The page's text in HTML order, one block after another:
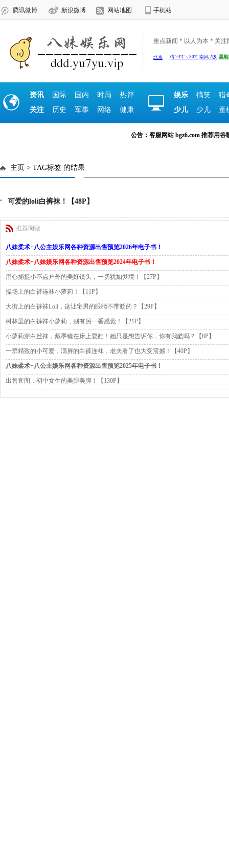
腾讯微博 新浪微博 网站地图 手机站
重点新闻 * 以人为本 * 关注
资讯 国际 国内 时局
热评
关注
历史 军事 网络 健康
娱乐 搞笑
猎
少儿
少儿 童
公告：客服网站 bgz6.com 推荐用谷
主页 > TAG标签 的结果
可爱的loli白裤袜！【48P】
推荐阅读
八妹柔术+八公主娱乐网各种资源出售预览2026年电子书！
八妹柔术+八妹娱乐网各种资源出售预览2024年电子书！
用心捕捉小不点户外的美好镜头，一切犹如梦境！【27P】
操场上的白裤连袜小萝莉！【11P】
大街上的白裤袜Loli，这让宅男的眼睛不带眨的？【29P】
树林里的白裤袜小萝莉，别有另一番感觉！【21P】
小萝莉穿白丝袜，戴墨镜在床上耍酷！她只是想告诉你，你有我酷吗？【8P】
一群精致的小可爱，满屏的白裤连袜，老夫看了也大受震撼！【40P】
八妹柔术+八公主娱乐网各种资源出售预览2025年电子书！
出售套图：初中女生的美腿美脚！【130P】